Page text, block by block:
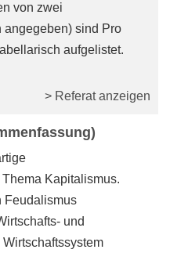
von zwei
angegeben) sind Pro
aufgelistet.
> Referat anzeigen
Kapitalismus.
Feudalismus
und